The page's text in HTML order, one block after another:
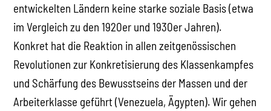
entwickelten Ländern keine starke soziale Basis (etwa
im Vergleich zu den 1920er und 1930er Jahren).
Konkret hat die Reaktion in allen zeitgenössischen
Revolutionen zur Konkretisierung des Klassenkampfes
und Schärfung des Bewusstseins der Massen und der
Arbeiterklasse geführt (Venezuela, Ägypten). Wir gehen